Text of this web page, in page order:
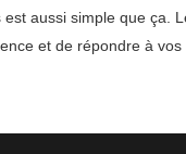
aussi simple que
et de répondre à vos